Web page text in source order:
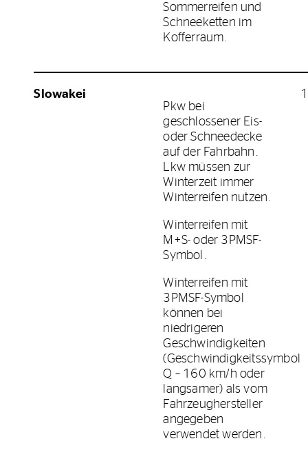
Sommerreifen und
Schneeketten im
Kofferraum.
Slowakei
Pkw bei
geschlossener Eis-
oder Schneedecke
auf der Fahrbahn.
Lkw müssen zur
Winterzeit immer
Winterreifen nutzen.
Winterreifen mit
M+S- oder 3PMSF-
Symbol.
Winterreifen mit
3PMSF-Symbol
können bei
niedrigeren
Geschwindigkeiten
(Geschwindigkeitssymbol
Q – 160 km/h oder
langsamer) als vom
Fahrzeughersteller
angegeben
verwendet werden.